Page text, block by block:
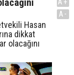
Hasan
dikkat
olacağını
A-